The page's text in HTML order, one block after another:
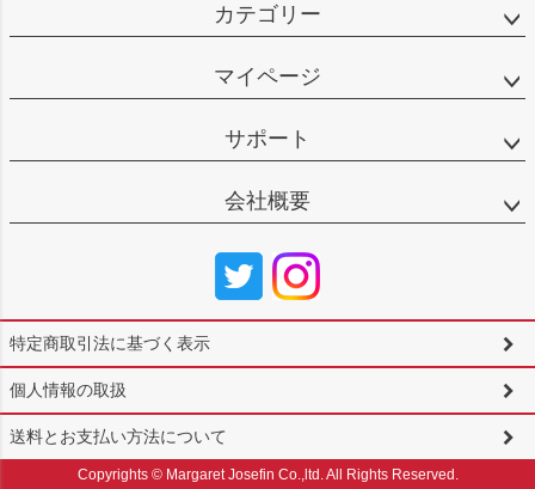
カテゴリー
マイページ
サポート
会社概要
特定商取引法に基づく表示
個人情報の取扱
送料とお支払い方法について
Copyrights © Margaret Josefin Co.,ltd. All Rights Reserved.